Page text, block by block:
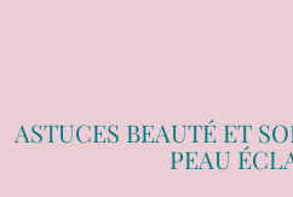
ASTUCES BEAUTÉ ET
PEAU